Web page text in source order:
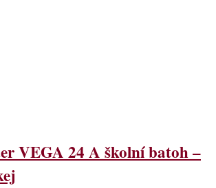
VEGA 24 A školní batoh –